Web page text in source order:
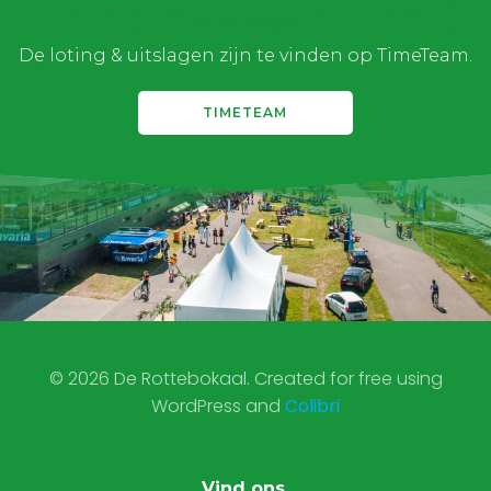
De loting & uitslagen zijn te vinden op TimeTeam.
TIMETEAM
© 2026 De Rottebokaal. Created for free using
WordPress and Colibri